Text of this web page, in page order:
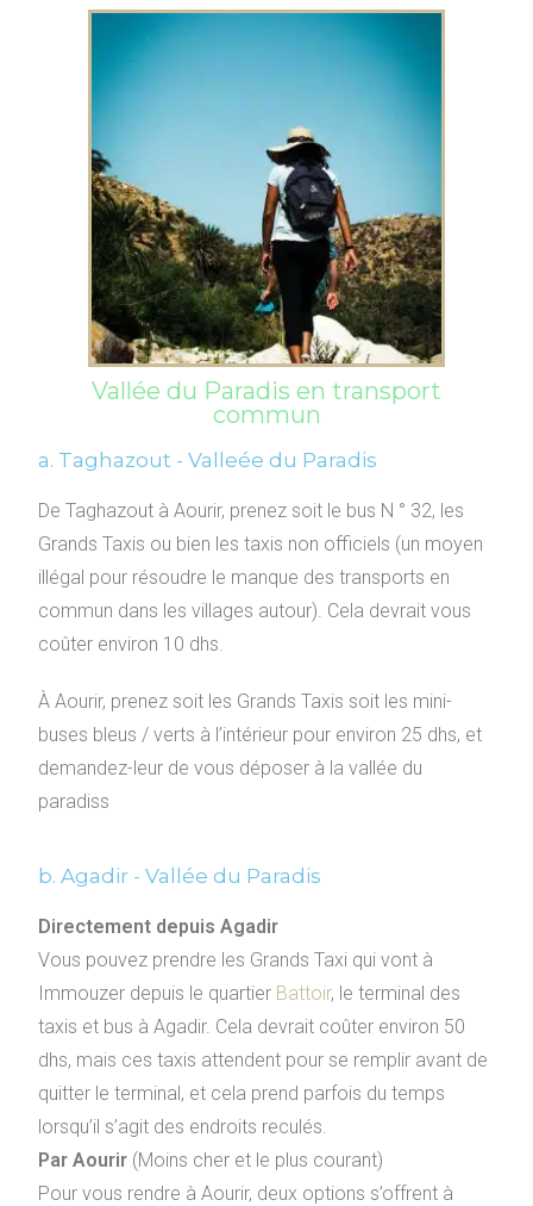
Vallée du Paradis en transport
commun
a. Taghazout - Valleée du Paradis
De Taghazout à Aourir, prenez soit le bus N ° 32, les
Grands Taxis ou bien les taxis non officiels (un moyen
illégal pour résoudre le manque des transports en
commun dans les villages autour). Cela devrait vous
coûter environ 10 dhs.
À Aourir, prenez soit les Grands Taxis soit les mini-
buses bleus / verts à l’intérieur pour environ 25 dhs, et
demandez-leur de vous déposer à la vallée du
paradiss
b. Agadir - Vallée du Paradis
Directement depuis Agadir
Vous pouvez prendre les Grands Taxi qui vont à
Immouzer depuis le quartier Battoir, le terminal des
taxis et bus à Agadir. Cela devrait coûter environ 50
dhs, mais ces taxis attendent pour se remplir avant de
quitter le terminal, et cela prend parfois du temps
lorsqu’il s’agit des endroits reculés.
Par Aourir (Moins cher et le plus courant)
Pour vous rendre à Aourir, deux options s’offrent à